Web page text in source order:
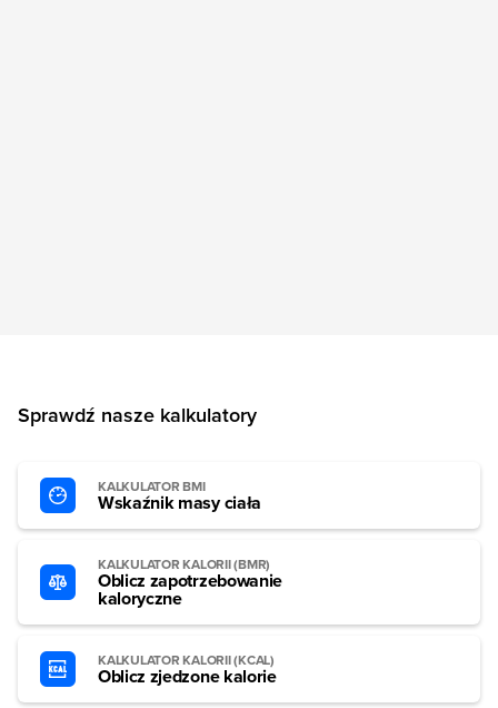
Sprawdź nasze kalkulatory
KALKULATOR BMI
Wskaźnik masy ciała
KALKULATOR KALORII (BMR)
Oblicz zapotrzebowanie
kaloryczne
KALKULATOR KALORII (KCAL)
Oblicz zjedzone kalorie